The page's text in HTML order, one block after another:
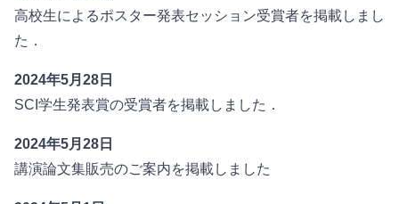
高校生によるポスター発表セッション受賞者を掲載しまし
た．
2024年5月28日
SCI学生発表賞の受賞者を掲載しました．
2024年5月28日
講演論文集販売のご案内を掲載しました